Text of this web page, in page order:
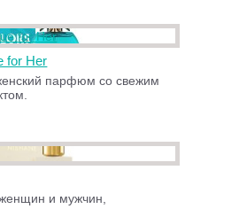
for Her
парфюм со свежим
и мужчин,